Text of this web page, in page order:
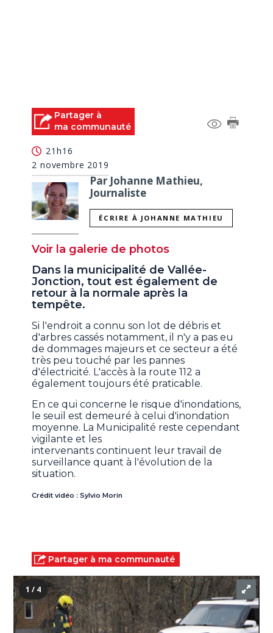
Partager à
ma communauté
21h16
2 novembre 2019
Par Johanne Mathieu,
Journaliste
ÉCRIRE À JOHANNE MATHIEU
Voir la galerie de photos
Dans la municipalité de Vallée-
Jonction, tout est également de
retour à la normale après la
tempête.
Si l'endroit a connu son lot de débris et
d'arbres cassés notamment, il n'y a pas eu
de dommages majeurs et ce secteur a été
très peu touché par les pannes
d'électricité. L'accès à la route 112 a
également toujours été praticable.
En ce qui concerne le risque d'inondations,
le seuil est demeuré à celui d'inondation
moyenne. La Municipalité reste cependant
vigilante et les
intervenants continuent leur travail de
surveillance quant à l'évolution de la
situation.
Crédit vidéo : Sylvio Morin
Partager à ma communauté
1 / 4